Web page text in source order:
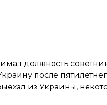
должность
после
из Украины,